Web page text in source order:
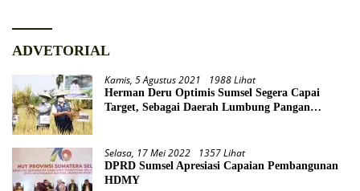
ADVETORIAL
Kamis, 5 Agustus 2021 1988 Lihat
Herman Deru Optimis Sumsel Segera Capai
Target, Sebagai Daerah Lumbung Pangan
Selasa, 17 Mei 2022 1357 Lihat
DPRD Sumsel Apresiasi Capaian Pembangunan
HDMY